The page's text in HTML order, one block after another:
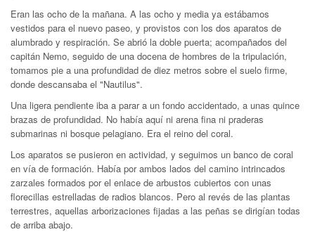
Eran las ocho de la mañana. A las ocho y media ya estábamos
vestidos para el nuevo paseo, y provistos con los dos aparatos de
alumbrado y respiración. Se abrió la doble puerta; acompañados del
capitán Nemo, seguido de una docena de hombres de la tripulación,
tomamos pie a una profundidad de diez metros sobre el suelo firme,
donde descansaba el "Nautilus".
Una ligera pendiente iba a parar a un fondo accidentado, a unas quince
brazas de profundidad. No había aquí ni arena fina ni praderas
submarinas ni bosque pelagiano. Era el reino del coral.
Los aparatos se pusieron en actividad, y seguimos un banco de coral
en vía de formación. Había por ambos lados del camino intrincados
zarzales formados por el enlace de arbustos cubiertos con unas
florecillas estrelladas de radios blancos. Pero al revés de las plantas
terrestres, aquellas arborizaciones fijadas a las peñas se dirigían todas
de arriba abajo.